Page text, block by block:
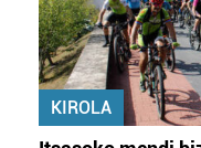
KIROLA